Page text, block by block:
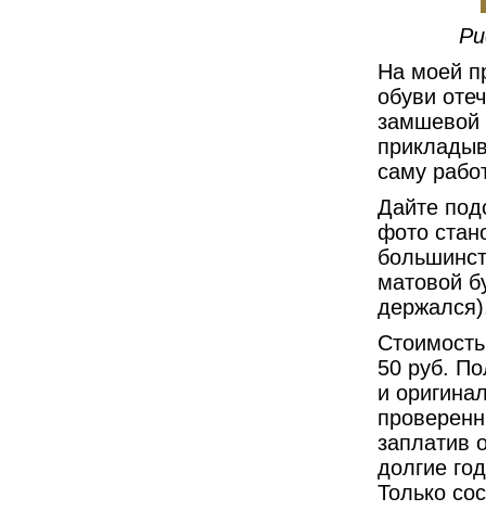
На моей
обуви
замшевой
саму
Дайте
фото
матовой
50 руб.
и
заплатив
долгие
Только